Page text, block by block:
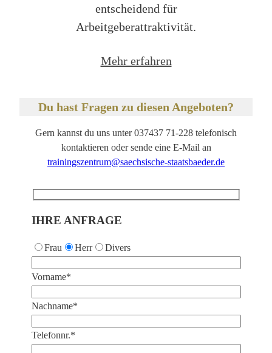
entscheidend für
Arbeitgeberattraktivität.
Mehr erfahren
Du hast Fragen zu diesen Angeboten?
Gern kannst du uns unter 037437 71-228 telefonisch
kontaktieren oder sende eine E-Mail an
trainingszentrum@saechsische-staatsbaeder.de
IHRE ANFRAGE
Frau Herr Divers
Vorname*
Nachname*
Telefonnr.*